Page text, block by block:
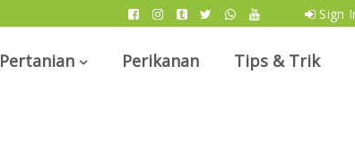
Sign
Pertanian Perikanan Tips & Trik